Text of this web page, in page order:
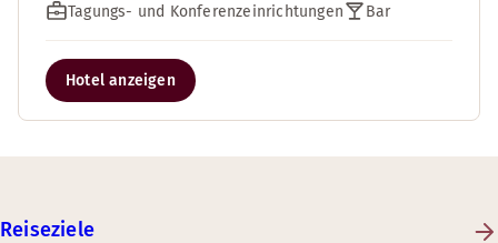
Tagungs- und Konferenzeinrichtungen
Bar
Hotel anzeigen
Reiseziele